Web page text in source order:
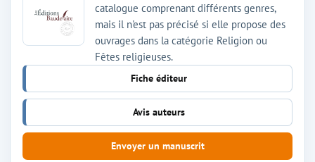
catalogue comprenant différents genres,
mais il n'est pas précisé si elle propose des
ouvrages dans la catégorie Religion ou
Fêtes religieuses.
Fiche éditeur
Avis auteurs
Envoyer un manuscrit